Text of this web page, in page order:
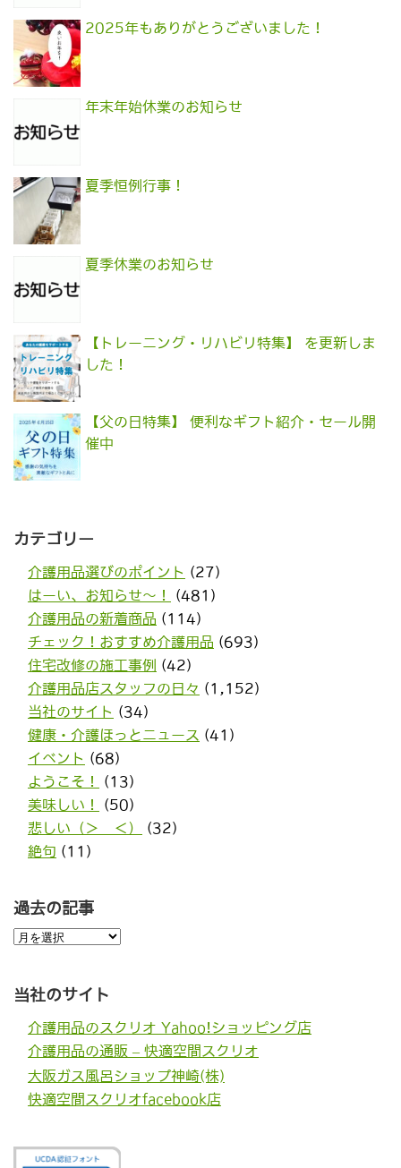
2025年もありがとうございました！
年末年始休業のお知らせ
夏季恒例行事！
夏季休業のお知らせ
【トレーニング・リハビリ特集】 を更新しま
した！
【父の日特集】 便利なギフト紹介・セール開
催中
カテゴリー
介護用品選びのポイント (27)
はーい、お知らせ〜！
(481)
介護用品の新着商品 (114)
チェック！おすすめ介護用品 (693)
住宅改修の施工事例
(42)
介護用品店スタッフの日々 (1,152)
当社のサイト (34)
健康・介護ほっとニュース (41)
イベント (68)
ようこそ！
(13)
美味しい！
(50)
悲しい（＞＿＜）
(32)
絶句 (11)
過去の記事
過
去
事
当社のサイト
介護用品のスクリオ Yahoo!ショッピング店
介護用品の通販 – 快適空間スクリオ
大阪ガス風呂ショップ神崎(株)
快適空間スクリオfacebook店